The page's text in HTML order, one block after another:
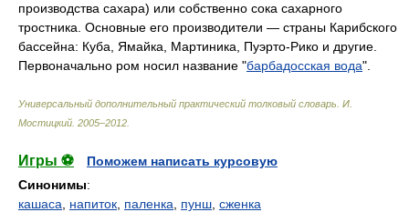
производства сахара) или собственно сока сахарного
тростника. Основные его производители — страны Карибского
бассейна: Куба, Ямайка, Мартиника, Пуэрто-Рико и другие.
Первоначально ром носил название "барбадосская вода".
Универсальный дополнительный практический толковый словарь И.
Мостицкий 2005–2012
Игры ⚽
Поможем написать курсовую
Синонимы:
кашаса
напиток паленка пунш сженка